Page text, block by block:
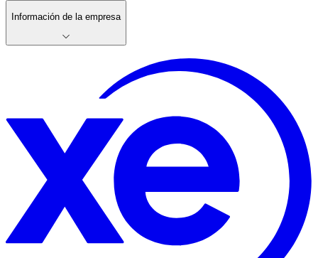
Información de la empresa